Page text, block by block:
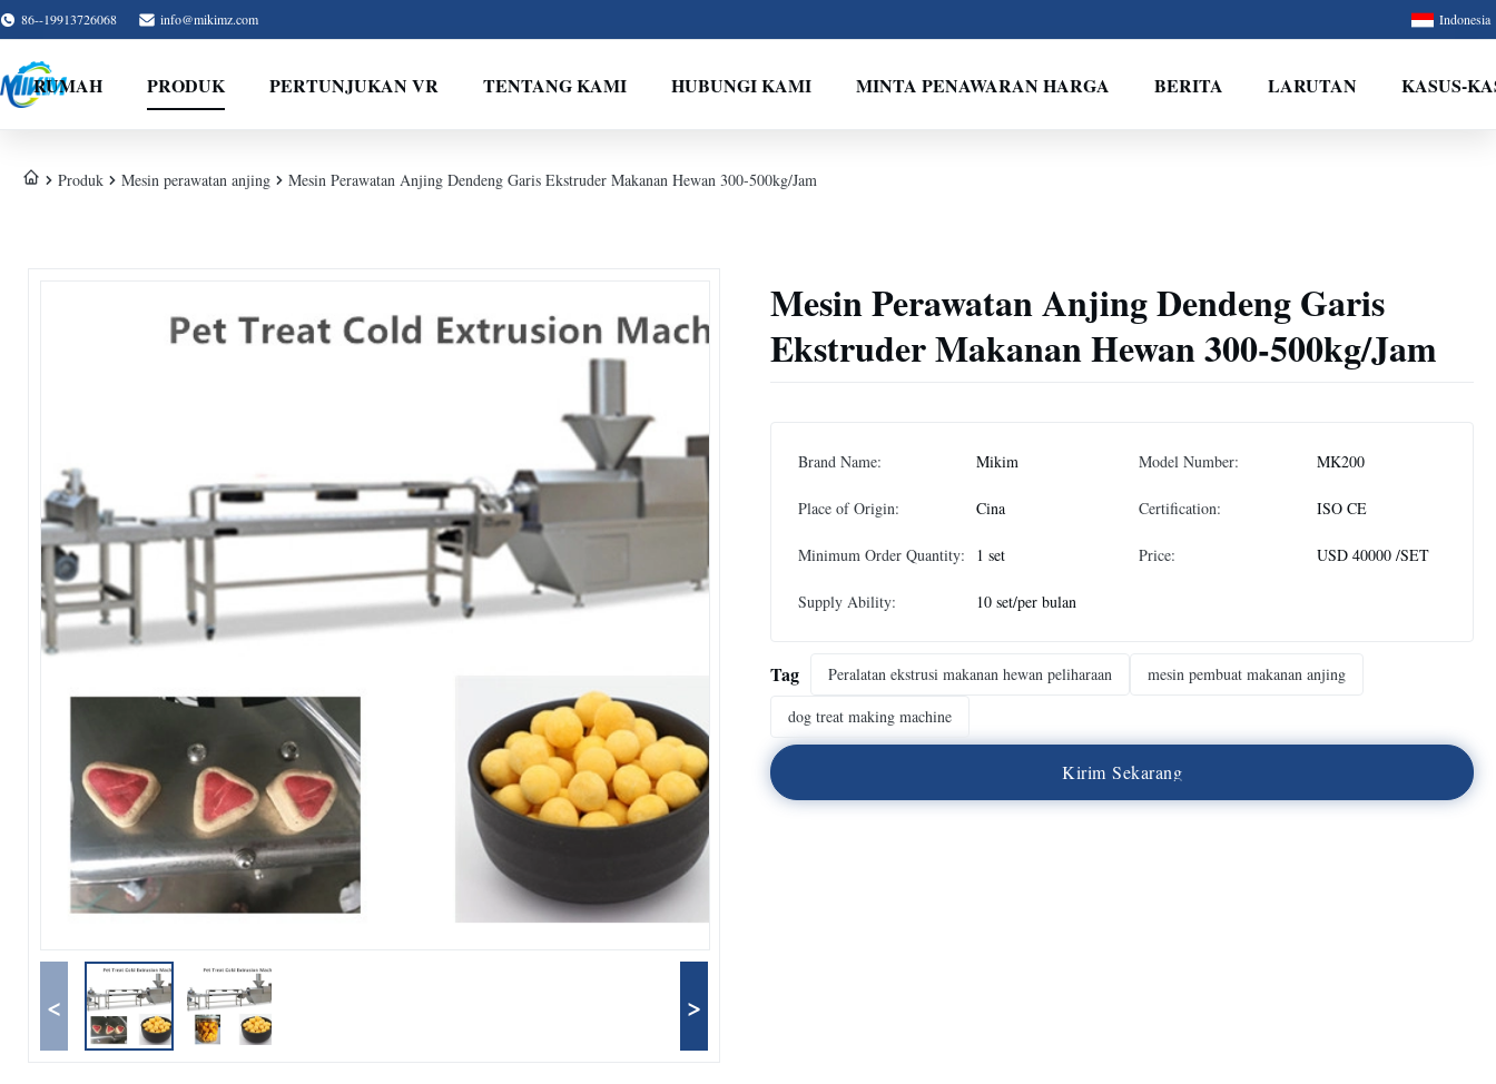
86--19913726068 info@mikimz.com Indonesia
RUMAH PRODUK PERTUNJUKAN VR TENTANG KAMI HUBUNGI KAMI MINTA PENAWARAN HARGA BERITA LARUTAN KASUS-
Produk Mesin perawatan anjing Mesin Perawatan Anjing Dendeng Garis Ekstruder Makanan Hewan 300-500kg/Jam
< >
Mesin Perawatan Anjing Dendeng Garis
Ekstruder Makanan Hewan 300-500kg/Jam
Brand Name: Mikim Model Number: MK200
Place of Origin: Cina Certification: ISO CE
Minimum Order Quantity: 1 set Price: USD 40000 /SET
Supply Ability: 10 set/per bulan
Tag Peralatan ekstrusi makanan hewan peliharaan
mesin pembuat makanan anjing
dog treat making machine
Kirim Sekarang